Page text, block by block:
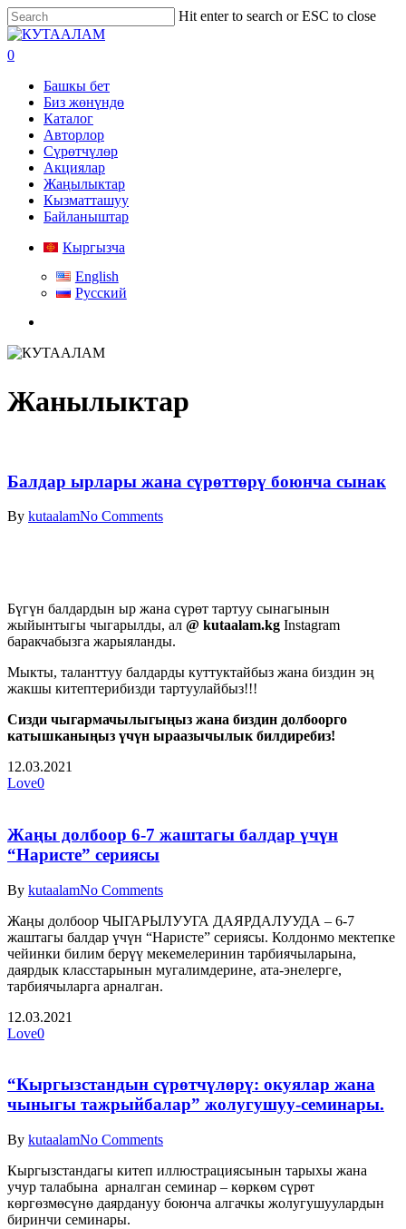
Skip
to
main
content
Hit enter to search or ESC to close
Close
Search
search
0
Башкы бет
Биз жөнүндө
Каталог
Авторлор
Сүрөтчүлөр
Акциялар
Жаңылыктар
Кызматташуу
Байланыштар
Кыргызча
English
Русский
Жанылыктар
Балдар ырлары жана сүрөттөрү боюнча сынак
By kutaalamNo Comments
Бүгүн балдардын ыр жана сүрөт тартуу сынагынын
жыйынтыгы чыгарылды, ал @ kutaalam.kg Instagram
баракчабызга жарыяланды.
Мыкты, таланттуу балдарды куттуктайбыз жана биздин эң
жакшы китептерибизди тартуулайбыз!!!
Сизди чыгармачылыгыңыз жана биздин долбоорго
катышканыңыз үчүн ыраазычылык билдиребиз!
12.03.2021
Love0
Жаңы долбоор 6-7 жаштагы балдар үчүн
“Наристе” сериясы
By kutaalamNo Comments
Жаңы долбоор ЧЫГАРЫЛУУГА ДАЯРДАЛУУДА – 6-7
жаштагы балдар үчүн “Наристе” сериясы. Колдонмо мектепке
чейинки билим берүү мекемелеринин тарбиячыларына,
даярдык класстарынын мугалимдерине, ата-энелерге,
тарбиячыларга арналган.
12.03.2021
Love0
“Кыргызстандын сүрөтчүлөрү: окуялар жана
чыныгы тажрыйбалар” жолугушуу-семинары.
By kutaalamNo Comments
Кыргызстандагы китеп иллюстрациясынын тарыхы жана
учур талабына арналган семинар – көркөм сүрөт
көргөзмөсүнө даярдануу боюнча алгачкы жолугушуулардын
биринчи семинары.